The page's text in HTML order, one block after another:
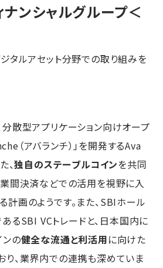
ンシャルグループ＜
タルアセット分野での取り組みを
散型アプリケーション向けオープ
（アバランチ）」を開発するAva
、独自のステーブルコインを共同
業間決済などでの活用を視野に入
画のようです。また、SBIホール
るSBI VCトレードと、日本国内に
の健全な流通と利活用に向けた
り、業界内での連携も深めていま